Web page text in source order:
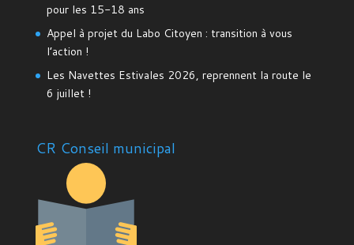
pour les 15-18 ans
Appel à projet du Labo Citoyen : transition à vous
l’action !
Les Navettes Estivales 2026, reprennent la route le
6 juillet !
CR Conseil municipal